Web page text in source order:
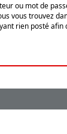
ou mot de
vous trouvez
rien posté